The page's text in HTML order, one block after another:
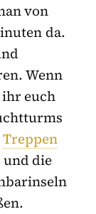
von
da.
Wenn
euch
Treppen
und die